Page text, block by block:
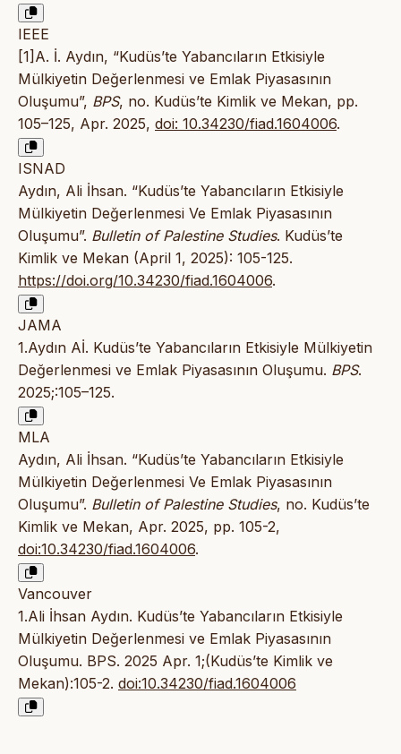
IEEE
[1]A. İ. Aydın, “Kudüs’te Yabancıların Etkisiyle
Mülkiyetin Değerlenmesi ve Emlak Piyasasının
Oluşumu”, BPS, no. Kudüs’te Kimlik ve Mekan, pp.
105–125, Apr. 2025, doi: 10.34230/fiad.1604006.
ISNAD
Aydın, Ali İhsan. “Kudüs’te Yabancıların Etkisiyle
Mülkiyetin Değerlenmesi Ve Emlak Piyasasının
Oluşumu”. Bulletin of Palestine Studies. Kudüs’te
Kimlik ve Mekan (April 1, 2025): 105-125.
https://doi.org/10.34230/fiad.1604006.
JAMA
1.Aydın Aİ. Kudüs’te Yabancıların Etkisiyle Mülkiyetin
Değerlenmesi ve Emlak Piyasasının Oluşumu. BPS.
2025;:105–125.
MLA
Aydın, Ali İhsan. “Kudüs’te Yabancıların Etkisiyle
Mülkiyetin Değerlenmesi Ve Emlak Piyasasının
Oluşumu”. Bulletin of Palestine Studies, no. Kudüs’te
Kimlik ve Mekan, Apr. 2025, pp. 105-2,
doi:10.34230/fiad.1604006.
Vancouver
1.Ali İhsan Aydın. Kudüs’te Yabancıların Etkisiyle
Mülkiyetin Değerlenmesi ve Emlak Piyasasının
Oluşumu. BPS. 2025 Apr. 1;(Kudüs’te Kimlik ve
Mekan):105-2. doi:10.34230/fiad.1604006